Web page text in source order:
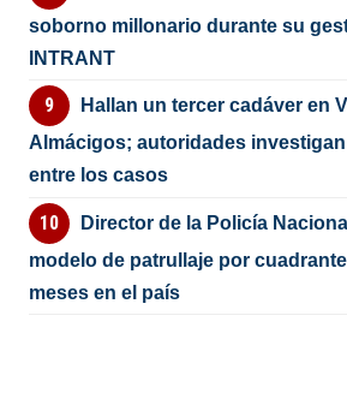
soborno millonario durante su
INTRANT
Hallan un tercer cadáver en
Almácigos; autoridades
entre los casos
Director de la Policía
modelo de patrullaje por
meses en el país